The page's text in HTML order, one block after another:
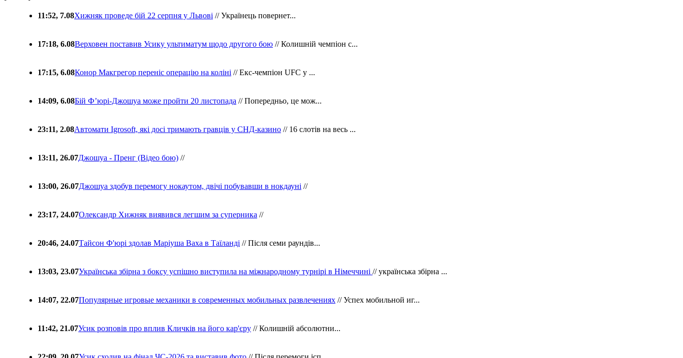
11:52, 7.08Хижняк проведе бій 22 серпня у Львові // Українець повернет...
17:18, 6.08Верховен поставив Усику ультиматум щодо другого бою // Колишній чемпіон с...
17:15, 6.08Конор Макгрегор переніс операцію на коліні // Екс-чемпіон UFC у ...
14:09, 6.08Бій Ф’юрі-Джошуа може пройти 20 листопада // Попередньо, це мож...
23:11, 2.08Автомати Igrosoft, які досі тримають гравців у СНД-казино // 16 слотів на весь ...
13:11, 26.07Джошуа - Пренг (Відео бою) //
13:00, 26.07Джошуа здобув перемогу нокаутом, двічі побувавши в нокдауні //
23:17, 24.07Олександр Хижняк виявився легшим за суперника //
20:46, 24.07Тайсон Ф'юрі здолав Маріуша Ваха в Таїланді // Після семи раундів...
13:03, 23.07Українська збірна з боксу успішно виступила на міжнародному турнірі в Німеччині // українська збірна ...
14:07, 22.07Популярные игровые механики в современных мобильных развлечениях // Успех мобильной иг...
11:42, 21.07Усик розповів про вплив Кличків на його кар'єру // Колишній абсолютни...